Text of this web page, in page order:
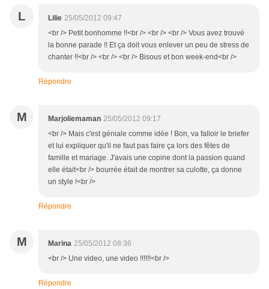
L Lilie 25/05/2012 09:47
<br /> Petit bonhomme !!<br /> <br /> <br /> Vous avez trouvé
la bonne parade !! Et ça doit vous enlever un peu de stress de
chanter !!<br /> <br /> <br /> Bisous et bon week-end<br />
Répondre
M Marjoliemaman 25/05/2012 09:17
<br /> Mais c'est géniale comme idée ! Bon, va falloir le briefer
et lui expliquer qu'il ne faut pas faire ça lors des fêtes de
famille et mariage. J'avais une copine dont la passion quand
elle était<br /> bourrée était de montrer sa culotte, ça donne
un style !<br />
Répondre
M Marina 25/05/2012 08:36
<br /> Une video, une video !!!!!!<br />
Répondre